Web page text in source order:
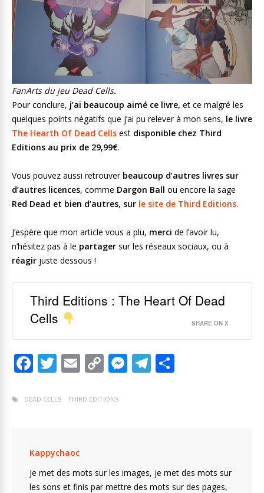
FanArts du jeu Dead Cells.
Pour conclure, j’ai beaucoup aimé ce livre, et ce malgré les
quelques points négatifs que j’ai pu relever à mon sens, le livre
The Hearth Of Dead Cells est disponible chez Third
Editions au prix de 29,99€.
Vous pouvez aussi retrouver beaucoup d’autres livres sur
d’autres licences, comme Dargon Ball ou encore la sage
Red Dead et bien d’autres, sur le site de Third Editions.
J’espère que mon article vous a plu, merci de l’avoir lu,
n’hésitez pas à le partager sur les réseaux sociaux, ou à
réagir juste dessous !
Third Editions : The Heart Of Dead
Cells
SHARE ON X
F
e
o
k
T
itt
E
ai
C
p
k
M
er
T
DEAD CELLS THIRD EDITIONS
Kappychaoc
Je met des mots sur les images, je met des mots sur
les sons et finis par mettre des mots sur des pages,